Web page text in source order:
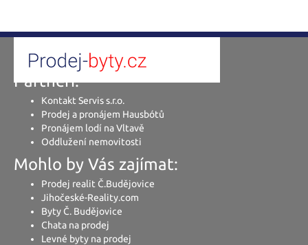
Partneři:
Kontakt Servis s.r.o.
Prodej a pronájem Hausbótů
Pronájem lodí na Vltavě
Oddlužení nemovitosti
Mohlo by Vás zajímat:
Prodej realit Č.Budějovice
Jihočeské-Reality.com
Byty Č. Budějovice
Chata na prodej
Levné byty na prodej